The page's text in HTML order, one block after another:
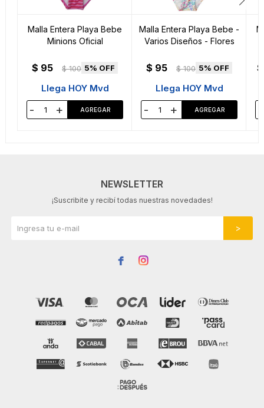
Malla Entera Playa Bebe
Minions Oficial
$ 95 $ 100 5
Llega HOY Mvd
- +
Malla Entera Playa Bebe -
Varios Diseños - Flores
$ 95 $ 100 5
Llega HOY Mvd
- +
$
NEWSLETTER
¡Suscribite y recibí todas nuestras novedades!
 